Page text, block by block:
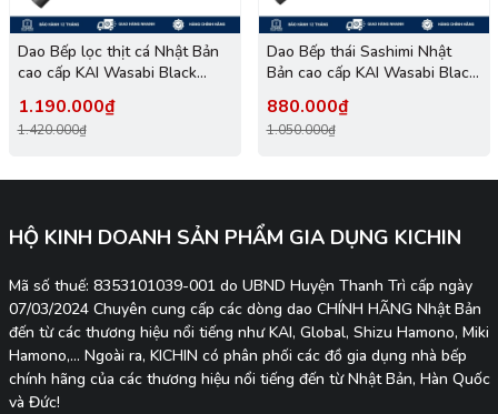
Dao Bếp lọc thịt cá Nhật Bản
cao cấp KAI Wasabi Black
1.190.000₫
1.420.000₫
Dao Bếp thái Sashimi Nhật
Bản cao cấp KAI Wasabi Black
880.000₫
1.050.000₫
HỘ KINH DOANH SẢN PHẨM GIA DỤNG KICHIN
Mã số thuế: 8353101039-001 do UBND Huyện Thanh Trì cấp ngày
07/03/2024 Chuyên cung cấp các dòng dao CHÍNH HÃNG Nhật Bản
đến từ các thương hiệu nổi tiếng như KAI, Global, Shizu Hamono, Miki
Hamono,... Ngoài ra, KICHIN có phân phối các đồ gia dụng nhà bếp
chính hãng của các thương hiệu nổi tiếng đến từ Nhật Bản, Hàn Quốc
và Đức!